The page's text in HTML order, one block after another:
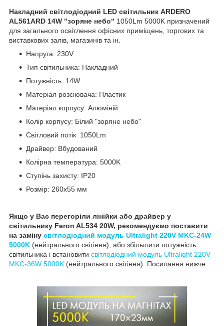
Накладний світлодіодний LED світильник ARDERO
AL561ARD 14W "зоряне небо" 1050Lm 5000K призначений
для загального освітлення офісних приміщень, торгових та
виставкових залів, магазинів та ін.
Напруга: 230V
Тип світильника: Накладний
Потужність: 14W
Матеріал розсіювача: Пластик
Матеріал корпусу: Алюміній
Колір корпусу: Білий "зоряне небо"
Світловий потік: 1050Lm
Драйвер: Вбудований
Колірна температура: 5000K
Ступінь захисту: IP20
Розмір: 260x55 мм
Якщо у Вас перегоріли лінійки або драйвер у
світильнику Feron AL534 20W, рекомендуємо поставити
на заміну світлодіодний модуль Ultralight 220V MKC-24W
5000K (нейтрального світіння), або збільшити потужність
світильника і встановити світлодіодний модуль Ultralight 220V
MKC-36W 5000K (нейтрального світіння). Посилання нижче.